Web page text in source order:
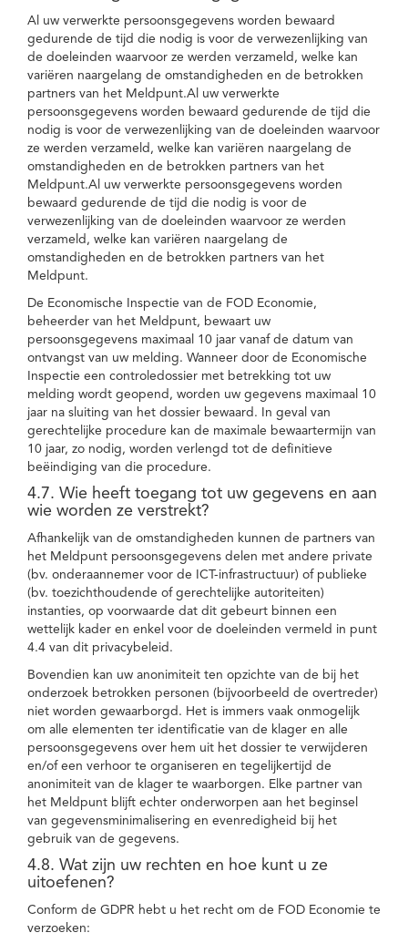
Al uw verwerkte persoonsgegevens worden bewaard
gedurende de tijd die nodig is voor de verwezenlijking van
de doeleinden waarvoor ze werden verzameld, welke kan
variëren naargelang de omstandigheden en de betrokken
partners van het Meldpunt.Al uw verwerkte
persoonsgegevens worden bewaard gedurende de tijd die
nodig is voor de verwezenlijking van de doeleinden waarvoor
ze werden verzameld, welke kan variëren naargelang de
omstandigheden en de betrokken partners van het
Meldpunt.Al uw verwerkte persoonsgegevens worden
bewaard gedurende de tijd die nodig is voor de
verwezenlijking van de doeleinden waarvoor ze werden
verzameld, welke kan variëren naargelang de
omstandigheden en de betrokken partners van het
Meldpunt.
De Economische Inspectie van de FOD Economie,
beheerder van het Meldpunt, bewaart uw
persoonsgegevens maximaal 10 jaar vanaf de datum van
ontvangst van uw melding. Wanneer door de Economische
Inspectie een controledossier met betrekking tot uw
melding wordt geopend, worden uw gegevens maximaal 10
jaar na sluiting van het dossier bewaard. In geval van
gerechtelijke procedure kan de maximale bewaartermijn van
10 jaar, zo nodig, worden verlengd tot de definitieve
beëindiging van die procedure.
4.7. Wie heeft toegang tot uw gegevens en aan
wie worden ze verstrekt?
Afhankelijk van de omstandigheden kunnen de partners van
het Meldpunt persoonsgegevens delen met andere private
(bv. onderaannemer voor de ICT-infrastructuur) of publieke
(bv. toezichthoudende of gerechtelijke autoriteiten)
instanties, op voorwaarde dat dit gebeurt binnen een
wettelijk kader en enkel voor de doeleinden vermeld in punt
4.4 van dit privacybeleid.
Bovendien kan uw anonimiteit ten opzichte van de bij het
onderzoek betrokken personen (bijvoorbeeld de overtreder)
niet worden gewaarborgd. Het is immers vaak onmogelijk
om alle elementen ter identificatie van de klager en alle
persoonsgegevens over hem uit het dossier te verwijderen
en/of een verhoor te organiseren en tegelijkertijd de
anonimiteit van de klager te waarborgen. Elke partner van
het Meldpunt blijft echter onderworpen aan het beginsel
van gegevensminimalisering en evenredigheid bij het
gebruik van de gegevens.
4.8. Wat zijn uw rechten en hoe kunt u ze
uitoefenen?
Conform de GDPR hebt u het recht om de FOD Economie te
verzoeken: